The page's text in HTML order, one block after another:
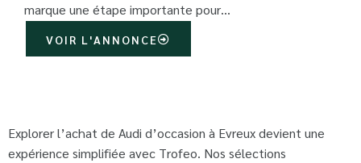
marque une étape importante pour…
VOIR L'ANNONCE
Explorer l’achat de Audi d’occasion à Evreux devient une
expérience simplifiée avec Trofeo. Nos sélections